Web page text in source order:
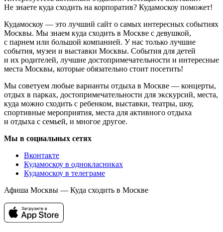
Не знаете куда сходить на корпоратив? Кудамоскоу поможет!
Кудамоскоу — это лучший сайт о самых интересных событиях
Москвы. Мы знаем куда сходить в Москве с девушкой,
с парнем или большой компанией. У нас только лучшие
события, музеи и выставки Москвы. События для детей
и их родителей, лучшие достопримечательности и интересные
места Москвы, которые обязательно стоит посетить!
Мы советуем любые варианты отдыха в Москве — концерты,
отдых в парках, достопримечательности для экскурсий, места,
куда можно сходить с ребенком, выставки, театры, шоу,
спортивные мероприятия, места для активного отдыха
и отдыха с семьей, и многое другое.
Мы в социальных сетях
Вконтакте
Кудамоскоу в однокласниках
Кудамоскоу в телеграме
Афиша Москвы — Куда сходить в Москве